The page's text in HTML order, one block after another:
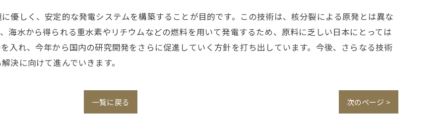
優しく、安定的な発電システムを構築することが目的です。この技術は、核分裂による原発とは異な
海水から得られる重水素やリチウムなどの燃料を用いて発電するため、原料に乏しい日本にとっては
入れ、今年から国内の研究開発をさらに促進していく方針を打ち出しています。今後、さらなる技術
決に向けて進んでいきます。
一覧に戻る 次のページ >